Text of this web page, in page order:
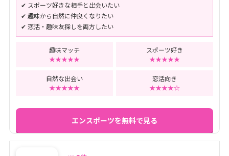
✔ スポーツ好きな相手と出会いたい
✔ 趣味から自然に仲良くなりたい
✔ 恋活・趣味友探しを両方したい
趣味マッチ
★★★★★
スポーツ好き
★★★★★
自然な出会い
★★★★★
恋活向き
★★★★☆
エンスポーツを無料で見る